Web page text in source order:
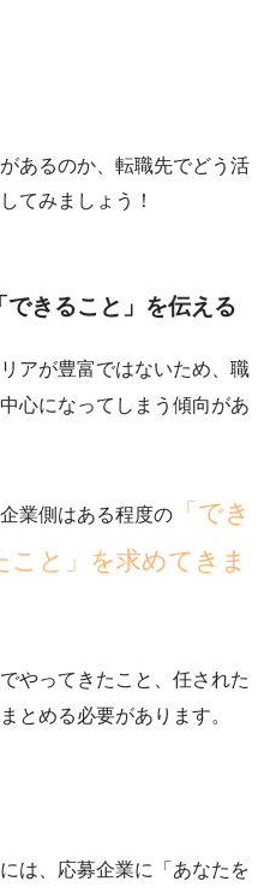
あるのか、転職先でどう活
てみましょう！
きること」を伝える
アが豊富ではないため、職
心になってしまう傾向があ
業側はある程度の
「でき
と」を求めてきま
やってきたこと、任された
とめる必要があります。
は、応募企業に 「あなたを